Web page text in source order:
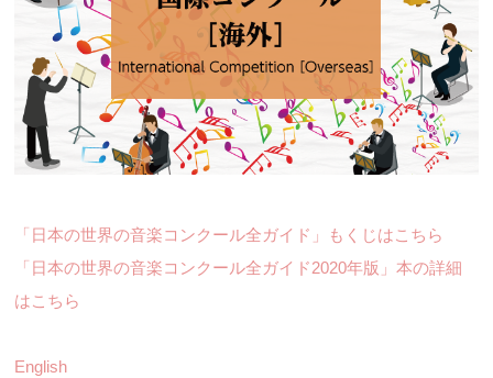
「日本の世界の音楽コンクール全ガイド」もくじはこちら
「日本の世界の音楽コンクール全ガイド2020年版」本の詳細
はこちら
English